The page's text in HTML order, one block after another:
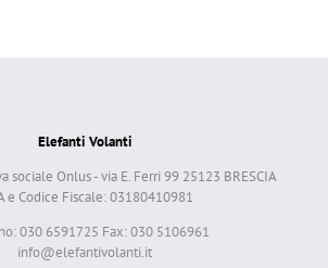
Elefanti Volanti
sociale Onlus - via E. Ferri 99 25123 BRESCIA
e Codice Fiscale: 03180410981
030 6591725 Fax: 030 5106961
info@elefantivolanti.it